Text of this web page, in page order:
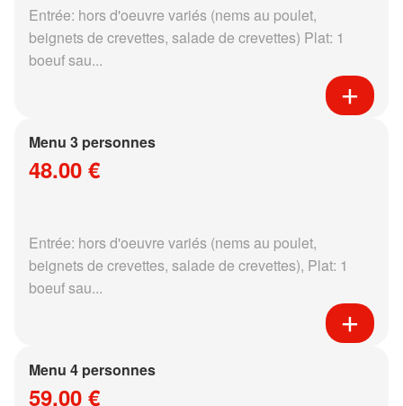
Entrée: hors d'oeuvre variés (nems au poulet,
beignets de crevettes, salade de crevettes) Plat: 1
boeuf sau...
Menu 3 personnes
48.00 €
Entrée: hors d'oeuvre variés (nems au poulet,
beignets de crevettes, salade de crevettes), Plat: 1
boeuf sau...
Menu 4 personnes
59.00 €